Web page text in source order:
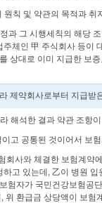
원칙 및 약관의 목적과
과 그 시행세칙의 해당
체인 甲 주식회사 등
상대로 이미 지급한 보
제약회사로부터 지급
해석한 결과 약관 조항
고 공통된 것이어서 보
회사와 체결한 보험계
하고 있는데, 乙이 병원
험자가 국민건강보험
위 환급금 상당액이 보